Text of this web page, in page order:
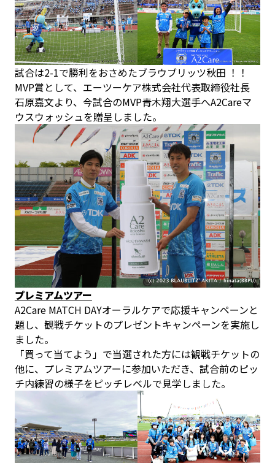
試合は2-1で勝利をおさめたブラウブリッツ秋田 ！！
MVP賞として、エーツーケア株式会社代表取締役社長
石原嘉文より、今試合のMVP青木翔大選手へA2Careマ
ウスウォッシュを贈呈しました。
プレミアムツアー
A2Care MATCH DAYオーラルケアで応援キャンペーンと
題し、観戦チケットのプレゼントキャンペーンを実施し
ました。
「買って当てよう」で当選された方には観戦チケットの
他に、プレミアムツアーに参加いただき、試合前のピッ
チ内練習の様子をピッチレベルで見学しました。